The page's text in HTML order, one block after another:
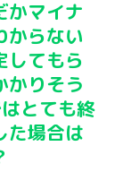
かマイナ
からない
してもら
かりそう
とても終
た場合は